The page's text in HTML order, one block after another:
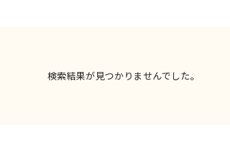
検索結果が見つかりませんでした。